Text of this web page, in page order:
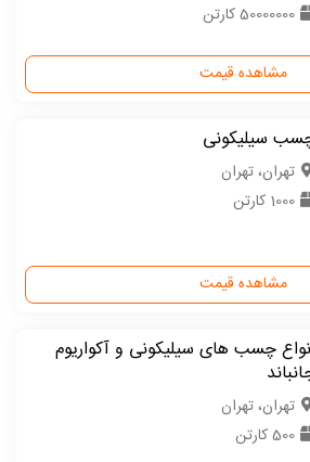
50000000 کارتن
مشاهده قیمت
سیلیکونی
تهران، تهران
1000 کارتن
مشاهده قیمت
چسب های سیلیکونی و آکواریوم
تهران، تهران
500 کارتن